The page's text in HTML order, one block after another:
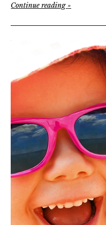
Continue reading»